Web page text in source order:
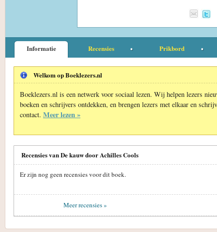
Informatie Recensies Prikbord
Welkom op Boeklezers.nl
Boeklezers.nl is een netwerk voor sociaal lezen. Wij helpen lezers
boeken en schrijvers ontdekken, en brengen lezers met elkaar en
contact. Meer lezen »
Recensies van De kauw door Achilles Cools
Er zijn nog geen recensies voor dit boek.
Meer recensies »